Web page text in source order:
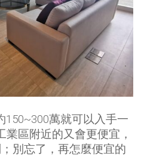
萬就可以入手一
業區附近的又會更便宜，
別忘了，再怎麼便宜的